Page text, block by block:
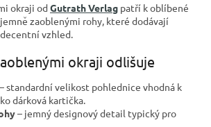
okraji od Gutrath Verlag patří k oblíbené
zaoblenými rohy, které dodávají
vzhled.
okraji odlišuje
– standardní velikost pohlednice vhodná k
dárková kartička.
– jemný designový detail typický pro